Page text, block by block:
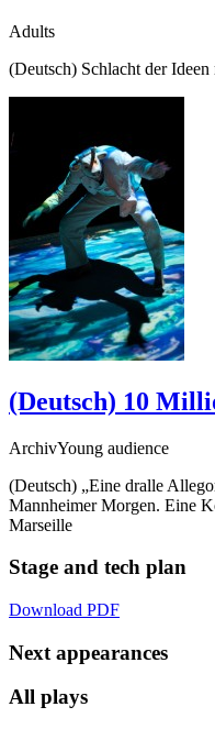
Adults
(Deutsch) Schlacht der
(Deutsch) 10
ArchivYoung audience
(Deutsch) „Eine dralle
Mannheimer Morgen. Eine
Marseille
Stage and tech plan
Download PDF
Next appearances
All plays